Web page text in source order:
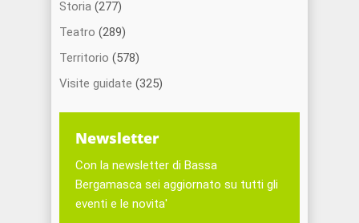
Storia (277)
Teatro (289)
Territorio (578)
Visite guidate (325)
Newsletter
Con la newsletter di Bassa
Bergamasca sei aggiornato su tutti gli
eventi e le novita'